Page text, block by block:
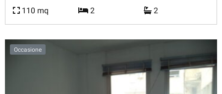
110 mq 2 2
Occasione